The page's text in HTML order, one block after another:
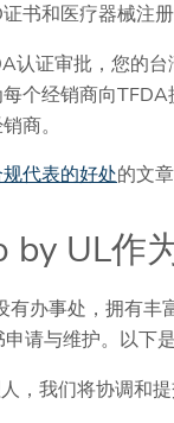
书和医疗器械注册
认证审批，您的
个经销商向
商。
代表的好处的文章
by UL作
有办事处，拥有
请与维护。以下
，我们将协调和